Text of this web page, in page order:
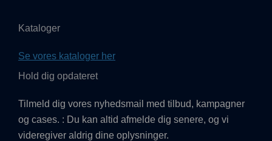
Kataloger
Se vores kataloger her
Hold dig opdateret
Tilmeld dig vores nyhedsmail med tilbud, kampagner
og cases. : Du kan altid afmelde dig senere, og vi
videregiver aldrig dine oplysninger.